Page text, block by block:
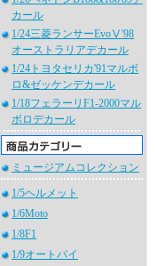
カール
1/24三菱ランサーEvoⅤ'98
オーストラリアデカール
1/24トヨタセリカ'91マルボ
ロ&ゼッケンデカール
1/18フェラーリF1-2000マル
ボロデカール
ミュージアムコレクション
1/5ヘルメット
1/6Moto
1/8F1
1/9オートバイ